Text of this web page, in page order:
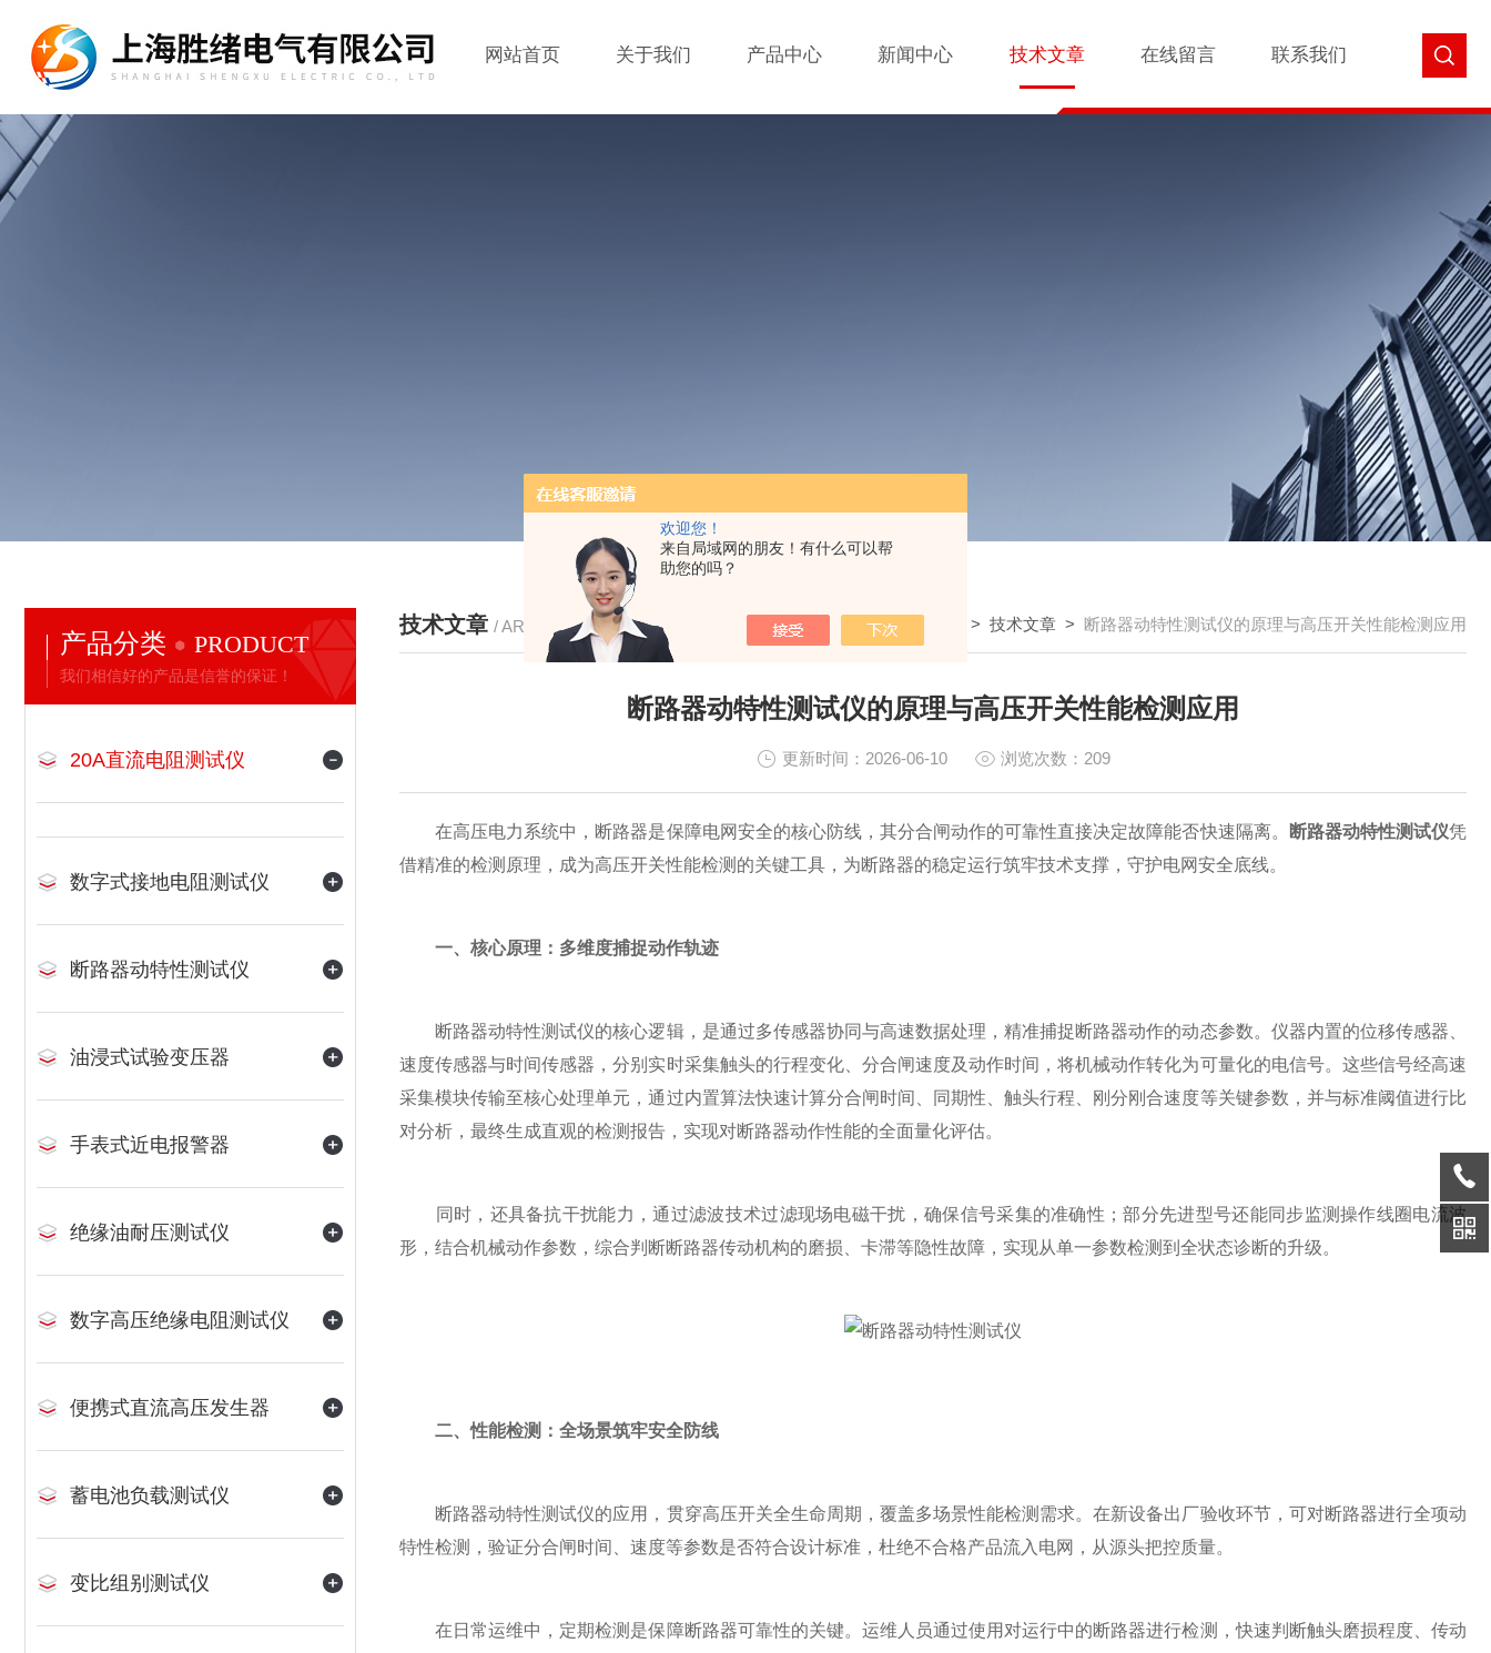
欢迎您！
来自局域网的朋友！有什么可以帮
助您的吗？
网站首页 关于我们 产品中心 新闻中心 技术文章 在线留言 联系我们
产品分类 PRODUCT
我们相信好的产品是信誉的保证！
20A直流电阻测试仪
数字式接地电阻测试仪
断路器动特性测试仪
油浸式试验变压器
手表式近电报警器
绝缘油耐压测试仪
数字高压绝缘电阻测试仪
便携式直流高压发生器
蓄电池负载测试仪
变比组别测试仪
技术文章 / ARTICLE 我的位置： > 技术文章 > 断路器动特性测试仪的原理与高压开关性能检测应用
断路器动特性测试仪的原理与高压开关性能检测应用
更新时间：2026-06-10 浏览次数：209
在高压电力系统中，断路器是保障电网安全的核心防线，其分合闸动作的可靠性直接决定故障能否快速隔离。 断路器动特性测试仪凭
借精准的检测原理，成为高压开关性能检测的关键工具，为断路器的稳定运行筑牢技术支撑，守护电网安全底线。
一、核心原理：多维度捕捉动作轨迹
断路器动特性测试仪的核心逻辑，是通过多传感器协同与高速数据处理，精准捕捉断路器动作的动态参数。仪器内置的位移传感器、
速度传感器与时间传感器，分别实时采集触头的行程变化、分合闸速度及动作时间，将机械动作转化为可量化的电信号。这些信号经高速
采集模块传输至核心处理单元，通过内置算法快速计算分合闸时间、同期性、触头行程、刚分刚合速度等关键参数，并与标准阈值进行比
对分析，最终生成直观的检测报告，实现对断路器动作性能的全面量化评估。
同时，还具备抗干扰能力，通过滤波技术过滤现场电磁干扰，确保信号采集的准确性；部分先进型号还能同步监测操作线圈电流波
形，结合机械动作参数，综合判断断路器传动机构的磨损、卡滞等隐性故障，实现从单一参数检测到全状态诊断的升级。
二、性能检测：全场景筑牢安全防线
断路器动特性测试仪的应用，贯穿高压开关全生命周期，覆盖多场景性能检测需求。在新设备出厂验收环节，可对断路器进行全项动
特性检测，验证分合闸时间、速度等参数是否符合设计标准，杜绝不合格产品流入电网，从源头把控质量。
在日常运维中，定期检测是保障断路器可靠性的关键。运维人员通过使用对运行中的断路器进行检测，快速判断触头磨损程度、传动